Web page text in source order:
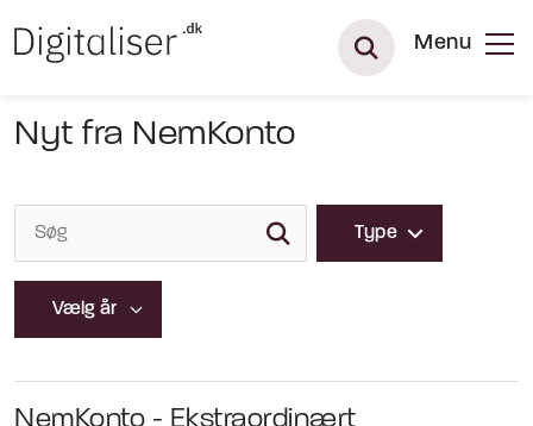
Menu
Nyt fra NemKonto
Type
NemKonto - Ekstraordinært